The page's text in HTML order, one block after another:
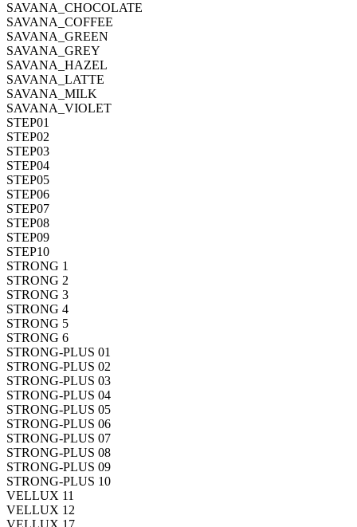
SAVANA_CHOCOLATE
SAVANA_COFFEE
SAVANA_GREEN
SAVANA_GREY
SAVANA_HAZEL
SAVANA_LATTE
SAVANA_MILK
SAVANA_VIOLET
STEP01
STEP02
STEP03
STEP04
STEP05
STEP06
STEP07
STEP08
STEP09
STEP10
STRONG 1
STRONG 2
STRONG 3
STRONG 4
STRONG 5
STRONG 6
STRONG-PLUS 01
STRONG-PLUS 02
STRONG-PLUS 03
STRONG-PLUS 04
STRONG-PLUS 05
STRONG-PLUS 06
STRONG-PLUS 07
STRONG-PLUS 08
STRONG-PLUS 09
STRONG-PLUS 10
VELLUX 11
VELLUX 12
VELLUX 17